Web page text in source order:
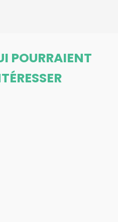
POURRAIENT